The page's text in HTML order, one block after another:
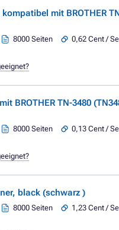
mit BROTHER
8000 Seiten
0,62 Cent /
BROTHER TN-3480
8000 Seiten
0,13 Cent /
black (schwarz )
8000 Seiten
1,23 Cent /